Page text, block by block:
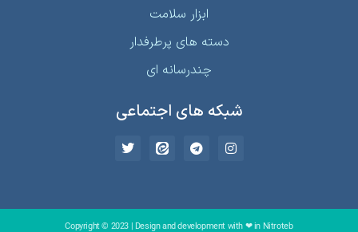
ابزار سلامت
دسته های پرطرفدار
چندرسانه ای
شبکه های اجتماعی
Copyright © 2023 | Design and development with ❤ in Nitroteb